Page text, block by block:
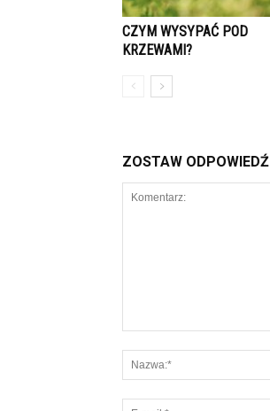
CZYM WYSYPAĆ POD
KRZEWAMI?
ZOSTAW ODPOWIEDŹ